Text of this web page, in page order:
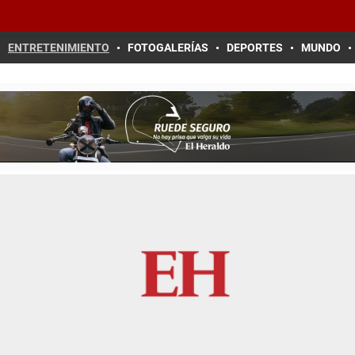
ENTRETENIMIENTO FOTOGALERÍAS DEPORTES MUNDO